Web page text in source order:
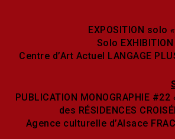
EXPOSITION solo
Solo EXHIBITION
Centre d’Art Actuel LANGAGE
PUBLICATION MONOGRAPHIE #22
des RÉSIDENCES
Agence culturelle d’Alsace